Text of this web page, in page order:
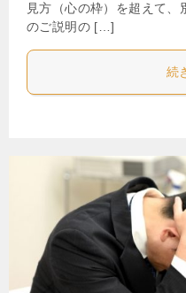
見方（心の枠）を超えて
のご説明の […]
続